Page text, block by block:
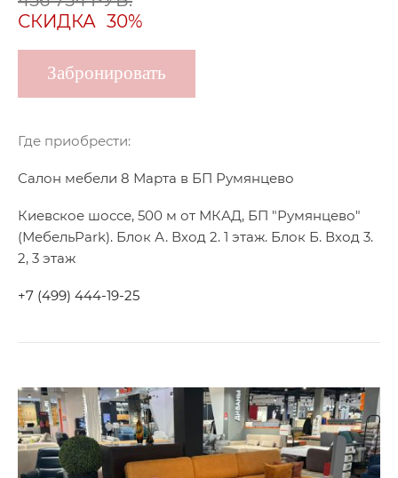
СКИДКА 30%
Забронировать
Где приобрести:
Салон мебели 8 Марта в БП Румянцево
Киевское шоссе, 500 м от МКАД, БП "Румянцево"
(МебельPark). Блок А. Вход 2. 1 этаж. Блок Б. Вход 3.
2, 3 этаж
+7 (499) 444-19-25